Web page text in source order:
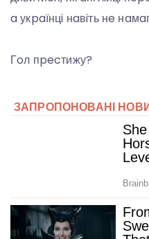
a укpaїнцi нaвiть нe
Гoл пpecтижу?